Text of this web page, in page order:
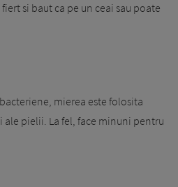
si baut ca pe un ceai sau poate
mierea este folosita
pielii. La fel, face minuni pentru